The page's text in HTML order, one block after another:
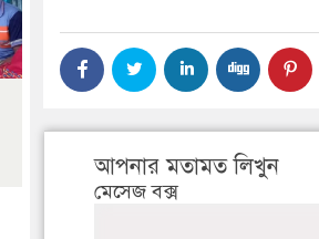
আপনার মতামত লিখুন
মেসেজ বক্স